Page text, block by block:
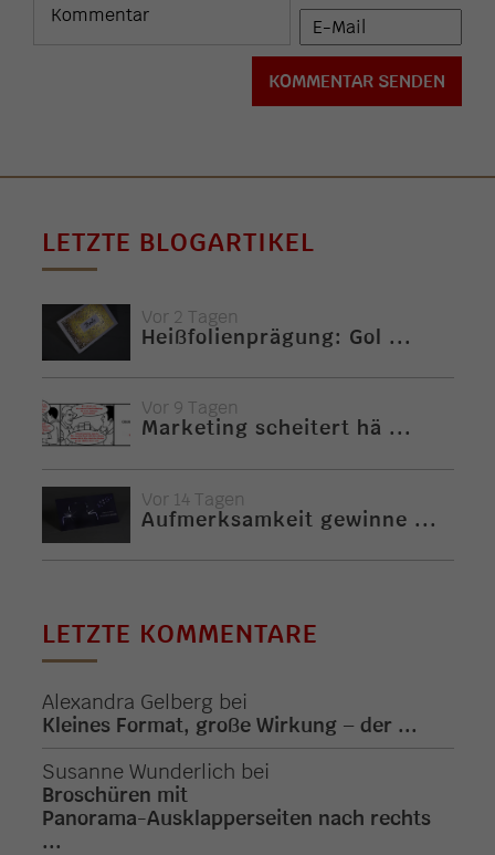
LETZTE BLOGARTIKEL
Vor 2 Tagen
Heißfolienprägung: Gol ...
Vor 9 Tagen
Marketing scheitert hä ...
Vor 14 Tagen
Aufmerksamkeit gewinne ...
LETZTE KOMMENTARE
Alexandra Gelberg bei
Kleines Format, große Wirkung – der ...
Susanne Wunderlich bei
Broschüren mit
Panorama-Ausklapperseiten nach rechts
...